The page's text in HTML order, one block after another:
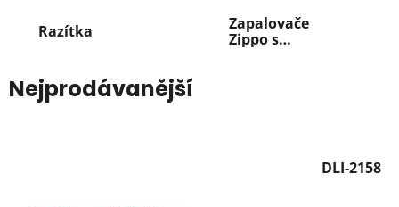
Razítka
Zapalovače
Zippo s
Nejprodávanější
DLI-2158